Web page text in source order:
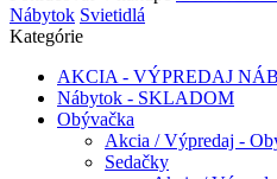
Nábytok Svietidlá
Kategórie
AKCIA - VÝPREDAJ
Nábytok - SKLADOM
Obývačka
Akcia / Výpredaj -
Sedačky